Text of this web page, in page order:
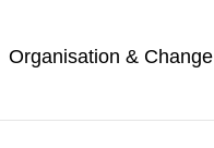
Organisation & Change